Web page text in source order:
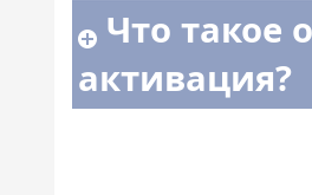
Что такое
активация?